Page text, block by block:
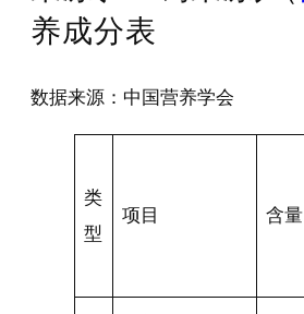
养成分表
数据来源：中国营养学会
类
型
项目 含量